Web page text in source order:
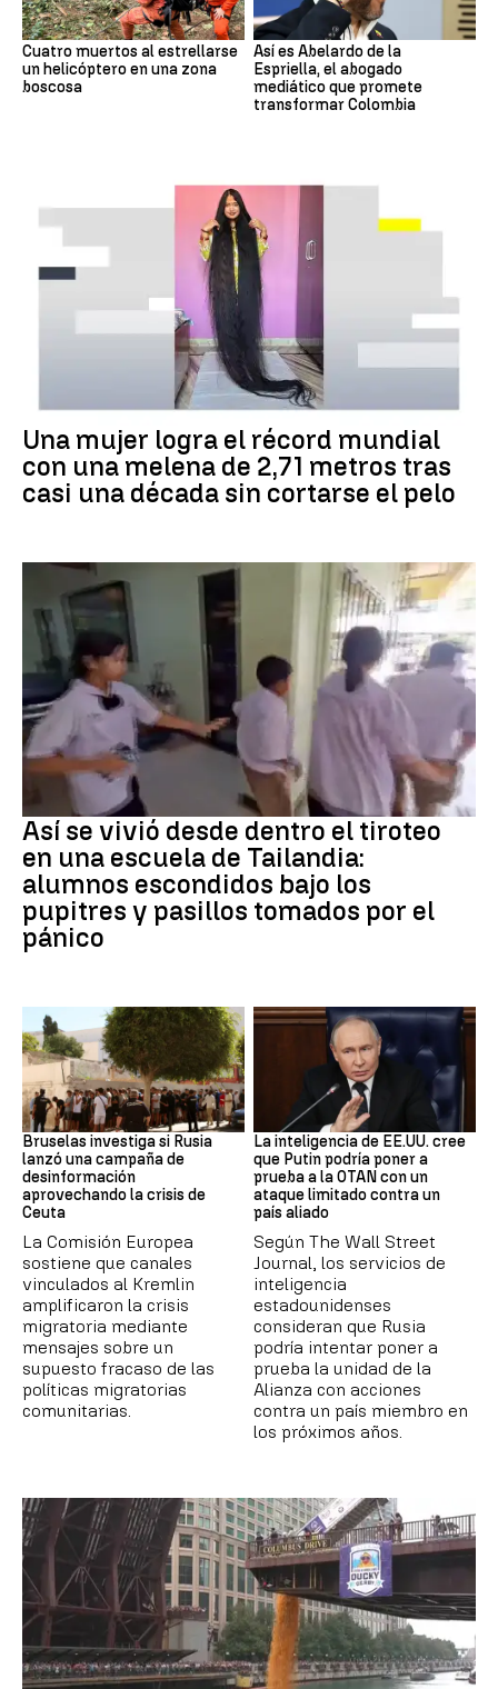
Cuatro muertos al estrellarse
un helicóptero en una zona
boscosa
Así es Abelardo de la
Espriella, el abogado
mediático que promete
transformar Colombia
RÉCORD GUINNESS
Una mujer logra el récord mundial
con una melena de 2,71 metros tras
casi una década sin cortarse el pelo
Así se vivió desde dentro el tiroteo
en una escuela de Tailandia:
alumnos escondidos bajo los
pupitres y pasillos tomados por el
pánico
Desinformación rusa
Bruselas investiga si Rusia
lanzó una campaña de
desinformación
aprovechando la crisis de
Ceuta
La Comisión Europea
sostiene que canales
vinculados al Kremlin
amplificaron la crisis
migratoria mediante
mensajes sobre un
supuesto fracaso de las
políticas migratorias
comunitarias.
OTAN
La inteligencia de EE.UU. cree
que Putin podría poner a
prueba a la OTAN con un
ataque limitado contra un
país aliado
Según The Wall Street
Journal, los servicios de
inteligencia
estadounidenses
consideran que Rusia
podría intentar poner a
prueba la unidad de la
Alianza con acciones
contra un país miembro en
los próximos años.